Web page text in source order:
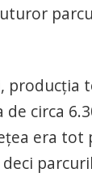
producția
circa
era tot